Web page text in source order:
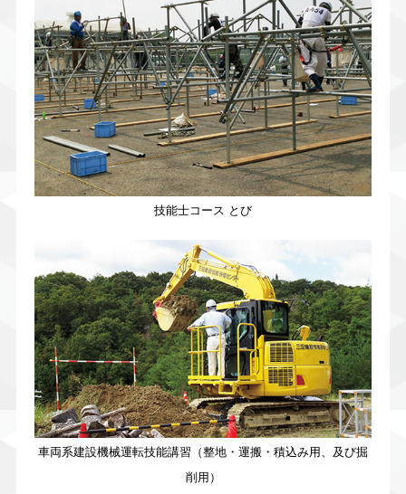
技能士コース とび
車両系建設機械運転技能講習（整地・運搬・積込み用、及び掘
削用）